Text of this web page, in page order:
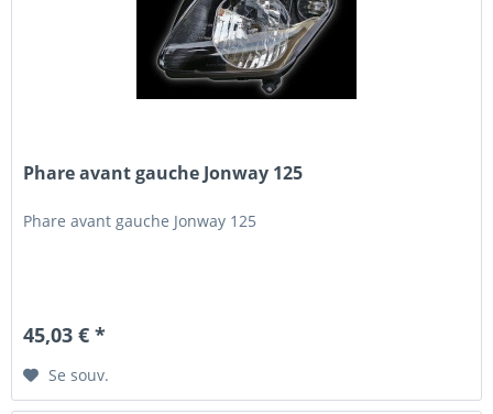
Phare avant gauche Jonway 125
Phare avant gauche Jonway 125
45,03 € *
Se souv.